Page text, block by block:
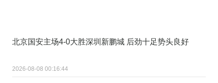
北京国安主场4-0大胜深圳新鹏城 后劲十足势头良好
2026-08-08 00:16:44